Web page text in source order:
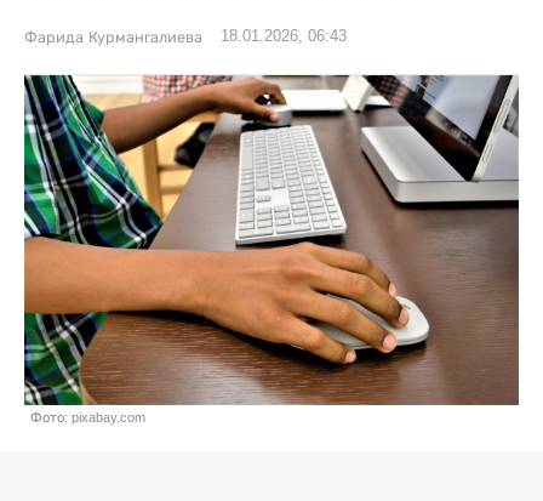
Фарида Курмангалиева 18.01.2026, 06:43
Фото: pixabay.com